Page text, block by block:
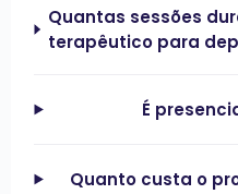
Quantas sessões
terapêutico para
É
Quanto custa o